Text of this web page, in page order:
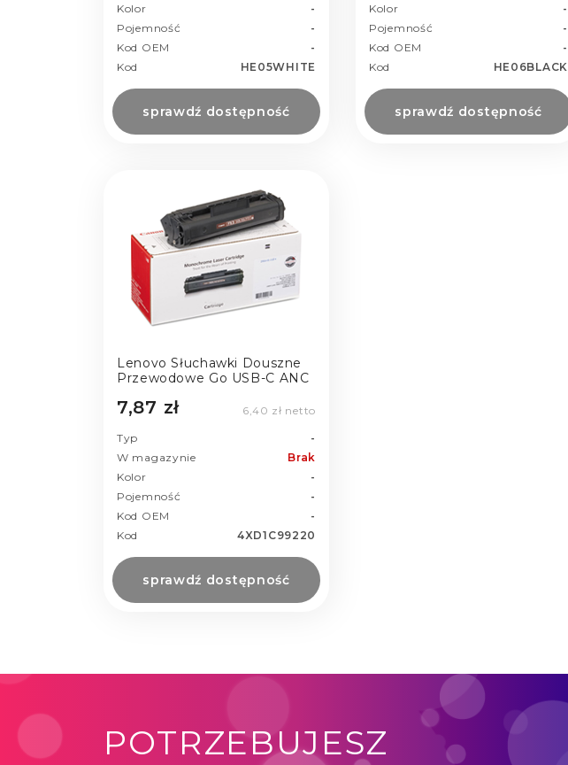
Kolor
-
Pojemność
-
Kod OEM
-
Kod
HE05WHITE
sprawdź dostępność
Kolor
-
Pojemność
-
Kod OEM
-
Kod
HE06BLACK
sprawdź dostępność
Lenovo Słuchawki Douszne
Przewodowe Go USB-C ANC
7,87 zł 6,40 zł netto
Typ
-
W magazynie
Brak
Kolor
-
Pojemność
-
Kod OEM
-
Kod
4XD1C99220
sprawdź dostępność
POTRZEBUJESZ